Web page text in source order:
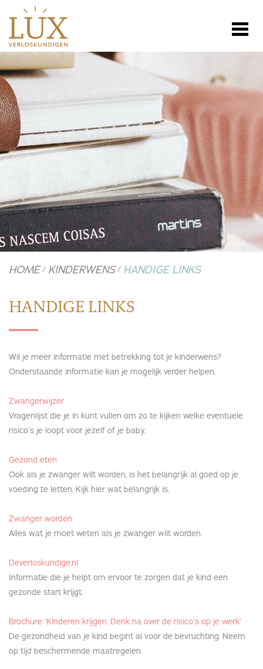
HOME / KINDERWENS / HANDIGE LINKS
HANDIGE LINKS
Wil je meer informatie met betrekking tot je kinderwens?
Onderstaande informatie kan je mogelijk verder helpen.
Zwangerwijzer
Vragenlijst die je in kunt vullen om zo te kijken welke eventuele
risico’s je loopt voor jezelf of je baby.
Gezond eten
Ook als je zwanger wilt worden, is het belangrijk al goed op je
voeding te letten. Kijk hier wat belangrijk is.
Zwanger worden
Alles wat je moet weten als je zwanger wilt worden.
Deverloskundige.nl
Informatie die je helpt om ervoor te zorgen dat je kind een
gezonde start krijgt.
Brochure ‘Kinderen krijgen. Denk na over de risico’s op je werk’
De gezondheid van je kind begint al voor de bevruchting. Neem
op tijd beschermende maatregelen.